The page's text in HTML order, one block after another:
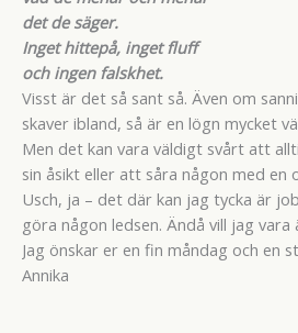
det de säger.
Inget hittepå, inget fluff
och ingen falskhet.
Visst är det så sant så. Även om
skaver ibland, så är en lögn mycket
Men det kan vara väldigt svårt att
sin åsikt eller att såra någon med en
Usch, ja – det där kan jag tycka är
göra någon ledsen. Ändå vill jag vara
Jag önskar er en fin måndag och en
Annika